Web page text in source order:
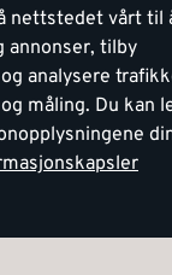
nettstedet vårt til
annonser, tilby
analysere
måling. Du kan